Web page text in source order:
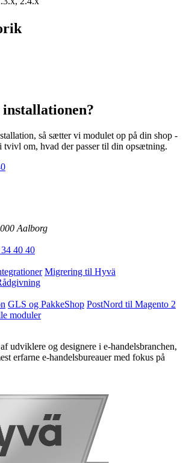
så sætter vi modulet op på din shop -
tvivl om, hvad der passer til din opsætning.
Aalborg
40 40
Migrering til Hyvä
GLS og PakkeShop PostNord til Magento 2
moduler
udviklere og designere i e-handelsbranchen,
erfarne e-handelsbureauer med fokus på